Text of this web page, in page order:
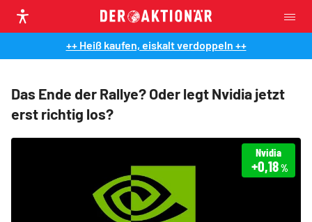
++ Heiß kaufen, eiskalt verdoppeln ++
Das Ende der Rallye? Oder legt Nvidia jetzt
erst richtig los?
Nvidia
+0,18%